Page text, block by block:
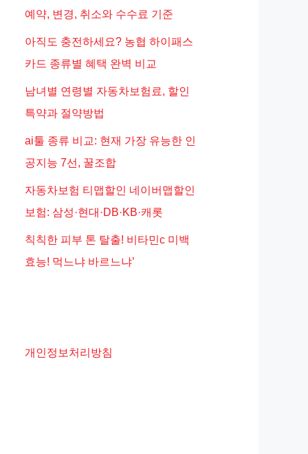
예약, 변경, 취소와 수수료 기준
아직도 충전하세요? 농협 하이패스
카드 종류별 혜택 완벽 비교
남녀별 연령별 자동차보험료, 할인
특약과 절약방법
ai툴 종류 비교: 현재 가장 유능한 인
공지능 7선, 꿀조합
자동차보험 티맵할인 네이버맵할인
보험: 삼성·현대·DB·KB·캐롯
칙칙한 피부 톤 탈출! 비타민c 미백
효능! 먹느냐 바르느냐’
개인정보처리방침